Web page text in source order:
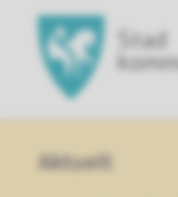
Aktuelt